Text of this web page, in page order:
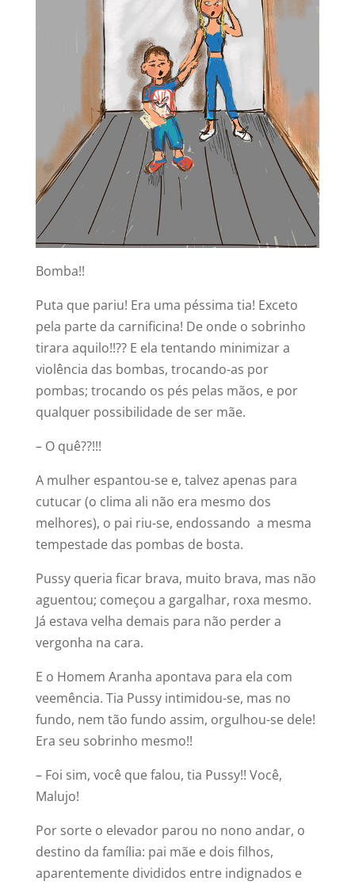
Bomba!!
Puta que pariu! Era uma péssima tia! Exceto
pela parte da carnificina! De onde o sobrinho
tirara aquilo!!?? E ela tentando minimizar a
violência das bombas, trocando-as por
pombas; trocando os pés pelas mãos, e por
qualquer possibilidade de ser mãe.
– O quê??!!!
A mulher espantou-se e, talvez apenas para
cutucar (o clima ali não era mesmo dos
melhores), o pai riu-se, endossando a mesma
tempestade das pombas de bosta.
Pussy queria ficar brava, muito brava, mas não
aguentou; começou a gargalhar, roxa mesmo.
Já estava velha demais para não perder a
vergonha na cara.
E o Homem Aranha apontava para ela com
veemência. Tia Pussy intimidou-se, mas no
fundo, nem tão fundo assim, orgulhou-se dele!
Era seu sobrinho mesmo!!
– Foi sim, você que falou, tia Pussy!! Você,
Malujo!
Por sorte o elevador parou no nono andar, o
destino da família: pai mãe e dois filhos,
aparentemente divididos entre indignados e